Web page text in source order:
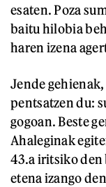
esaten. Poza
baitu hilobia
haren izena
Jende
pentsatzen du:
gogoan. Beste
Ahaleginak
43.a iritsiko den
etena izango